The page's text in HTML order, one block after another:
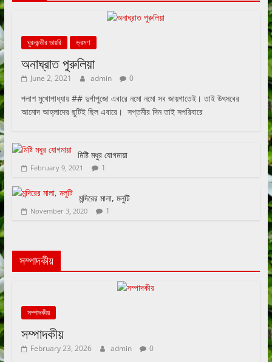
ঘুরনচন্ডীর ডায়রি ভ্রমণ
অনাঘ্রাত পুরুলিয়া
June 2, 2021 admin 0
পলাশ মুখোপাধ্যায় ## দুর্গাপুজো এবারে নমো নমো সব জায়গাতেই। তাই উৎসবের
আমোদ আহ্লাদের ছুটিই ছিল এবারে। সপ্তমীর দিন তাই সপরিবারে
মিষ্টি মধুর যোগমায়া
February 9, 2021 1
মন্দিরের মালা, মলুটি
November 3, 2020 1
সম্পাদকীয়
সম্পাদকীয়
সম্পাদকীয়
February 23, 2026 admin 0